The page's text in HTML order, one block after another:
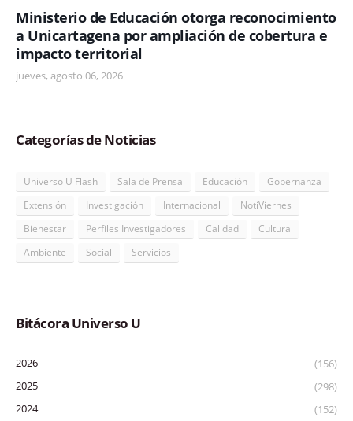
Ministerio de Educación otorga reconocimiento
a Unicartagena por ampliación de cobertura e
impacto territorial
jueves, agosto 06, 2026
Categorías de Noticias
Universo U Flash Sala de Prensa Educación
Gobernanza
Extensión
Investigación Internacional
NotiViernes
Bienestar
Perfiles Investigadores Calidad
Cultura
Ambiente
Social Servicios
Bitácora Universo U
2026
(156)
2025
(298)
2024
(152)